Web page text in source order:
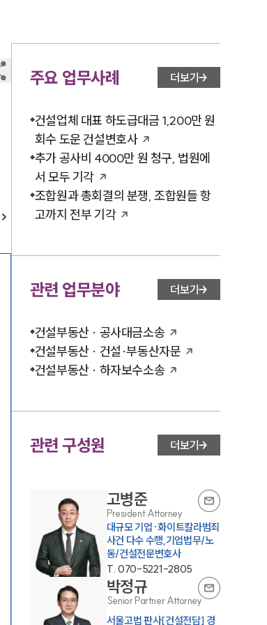
주요 업무사례 더보기
건설업체 대표 하도급대금 1,200만 원
회수 도운 건설변호사
추가 공사비 4000만 원 청구, 법원에
서 모두 기각
조합원과 총회결의 분쟁, 조합원들 항
고까지 전부 기각
관련 업무분야 더보기
건설부동산 · 공사대금소송
건설부동산 · 건설·부동산자문
건설부동산 · 하자보수소송
관련 구성원 더보기
고병준
President Attorney
대규모 기업·화이트칼라범죄
사건 다수 수행,기업법무/노
동/건설전문변호사
T. 070-5221-2805
박정규
Senior Partner Attorney
서울고법 판사[건설전담] 경